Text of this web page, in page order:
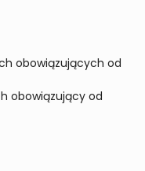
obowiązujących od
obowiązujący od